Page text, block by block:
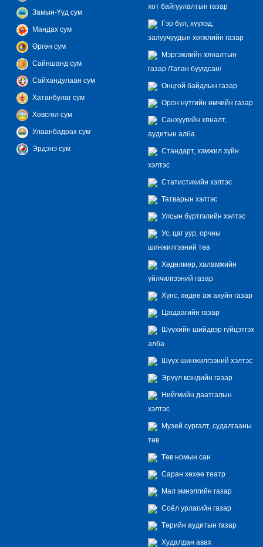
Замын-Үүд сум
Мандах сум
Өргөн сум
Сайншанд сум
Сайхандулаан сум
Хатанбулаг сум
Хөвсгөл сум
Улаанбадрах сум
Эрдэнэ сум
хот байгуулалтын газар
Гэр бүл, хүүхэд,
залуучуудын хөгжлийн газар
Мэргэжлийн хяналтын
газар /Татан буугдсан/
Онцгой байдлын газар
Орон нутгийн өмчийн газар
Санхүүгийн хяналт,
аудитын алба
Стандарт, хэмжил зүйн
хэлтэс
Статистикийн хэлтэс
Татварын хэлтэс
Улсын бүртгэлийн хэлтэс
Ус, цаг уур, орчны
шинжилгээний төв
Хөдөлмөр, халамжийн
үйлчилгээний газар
Хүнс, хөдөө аж ахуйн газар
Цагдаагийн газар
Шүүхийн шийдвэр гүйцэтгэх
алба
Шүүх шинжилгээний хэлтэс
Эрүүл мэндийн газар
Нийгмийн даатгалын
хэлтэс
Музей сургалт, судалгааны
төв
Төв номын сан
Саран хөхөө театр
Мал эмнэлгийн газар
Соёл урлагийн газар
Төрийн аудитын газар
Худалдан авах